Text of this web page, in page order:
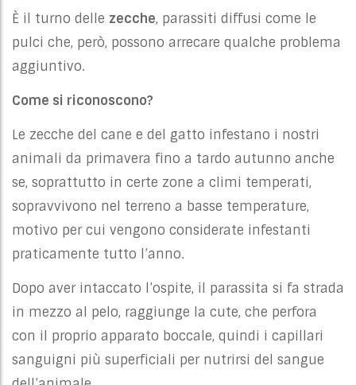
È il turno delle zecche, parassiti diffusi come le
pulci che, però, possono arrecare qualche problema
aggiuntivo.
Come si riconoscono?
Le zecche del cane e del gatto infestano i nostri
animali da primavera fino a tardo autunno anche
se, soprattutto in certe zone a climi temperati,
sopravvivono nel terreno a basse temperature,
motivo per cui vengono considerate infestanti
praticamente tutto l’anno.
Dopo aver intaccato l’ospite, il parassita si fa strada
in mezzo al pelo, raggiunge la cute, che perfora
con il proprio apparato boccale, quindi i capillari
sanguigni più superficiali per nutrirsi del sangue